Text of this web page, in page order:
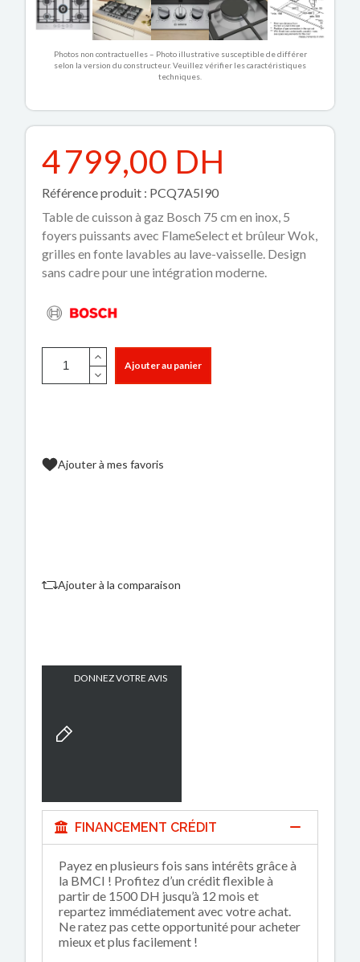
Photos non contractuelles – Photo illustrative susceptible de différer
selon la version du constructeur. Veuillez vérifier les caractéristiques
techniques.
4 799,00 DH
Référence produit : PCQ7A5I90
Table de cuisson à gaz Bosch 75 cm en inox, 5
foyers puissants avec FlameSelect et brûleur Wok,
grilles en fonte lavables au lave-vaisselle. Design
sans cadre pour une intégration moderne.
Ajouter au panier
Ajouter à mes favoris
Ajouter à la comparaison
DONNEZ VOTRE AVIS
FINANCEMENT CRÉDIT
Payez en plusieurs fois sans intérêts grâce à
la BMCI ! Profitez d’un crédit flexible à
partir de 1500 DH jusqu’à 12 mois et
repartez immédiatement avec votre achat.
Ne ratez pas cette opportunité pour acheter
mieux et plus facilement !